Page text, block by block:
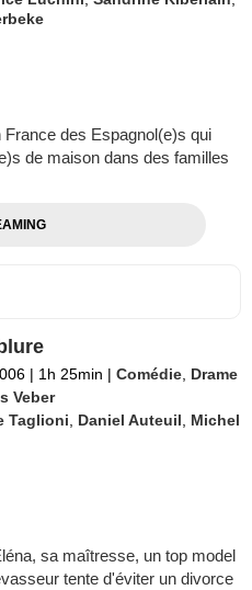
des Espagnol(e)s qui
de maison dans des familles
| 1h 25min | Comédie Drame
Veber
Taglioni Daniel Auteuil
Michel
sa maîtresse, un top model
tente d'éviter un divorce